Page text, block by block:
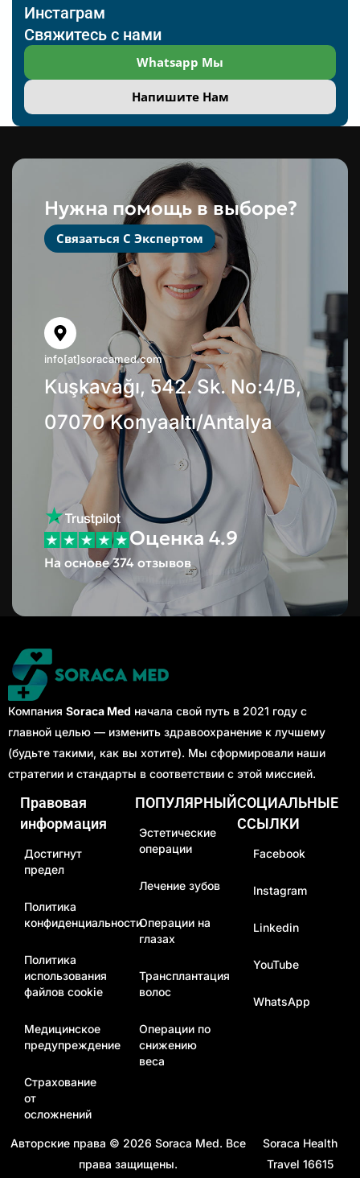
Инстаграм
Свяжитесь с нами
Whatsapp Мы
Напишите Нам
Нужна помощь в выборе?
Связаться С Экспертом
info[at]soracamed.com
Kuşkavağı, 542. Sk. No:4/B,
07070 Konyaaltı/Antalya
Оценка 4.9
На основе 374 отзывов
Компания Soraca Med начала свой путь в 2021 году с
главной целью — изменить здравоохранение к лучшему
(будьте такими, как вы хотите). Мы сформировали наши
стратегии и стандарты в соответствии с этой миссией.
Правовая
информация
Достигнут
предел
Политика
конфиденциальности
Политика
использования
файлов cookie
Медицинское
предупреждение
Страхование
от
осложнений
ПОПУЛЯРНЫЙ
Эстетические
операции
Лечение зубов
Операции на
глазах
Трансплантация
волос
Операции по
снижению
веса
СОЦИАЛЬНЫЕ
ССЫЛКИ
Facebook
Instagram
Linkedin
YouTube
WhatsApp
Авторские права © 2026Soraca Med. Все
права защищены.
Soraca Health
Travel 16615